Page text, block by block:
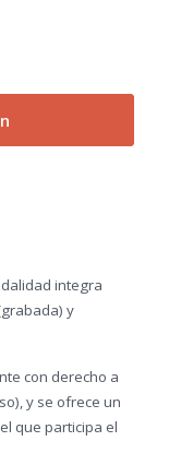
integra
y
con derecho a
y se ofrece un
que participa el